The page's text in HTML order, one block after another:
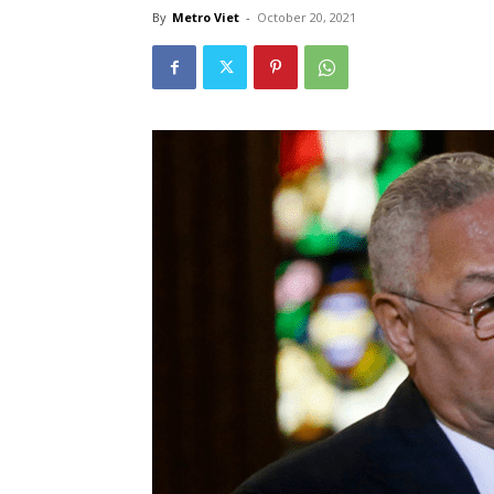
By Metro Viet - October 20, 2021